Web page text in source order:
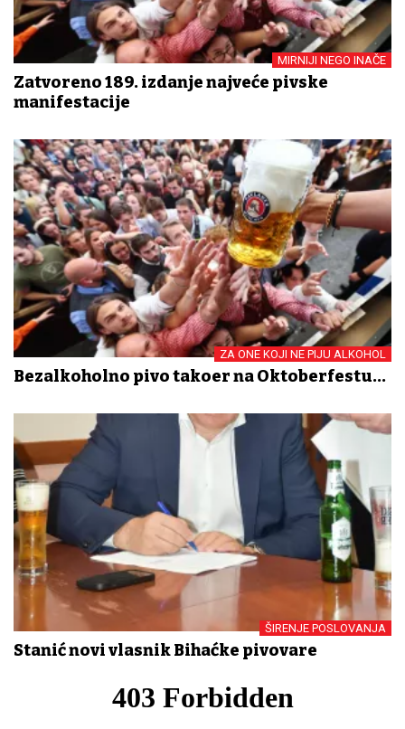
MIRNIJI NEGO INAČE
Zatvoreno 189. izdanje najveće pivske
manifestacije
ZA ONE KOJI NE PIJU ALKOHOL
Bezalkoholno pivo također na Oktoberfestu...
ŠIRENJE POSLOVANJA
Stanić novi vlasnik Bihaćke pivovare